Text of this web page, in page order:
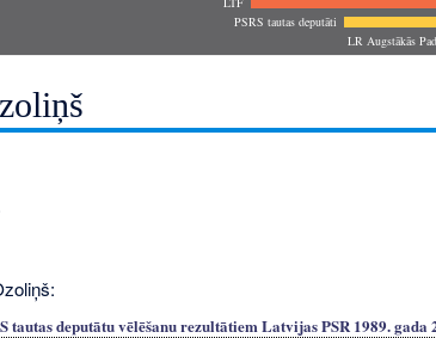
PSRS tautas deputāti
LR Augstākās
tautas deputātu vēlēšanu rezultātiem Latvijas PSR 1989. gada